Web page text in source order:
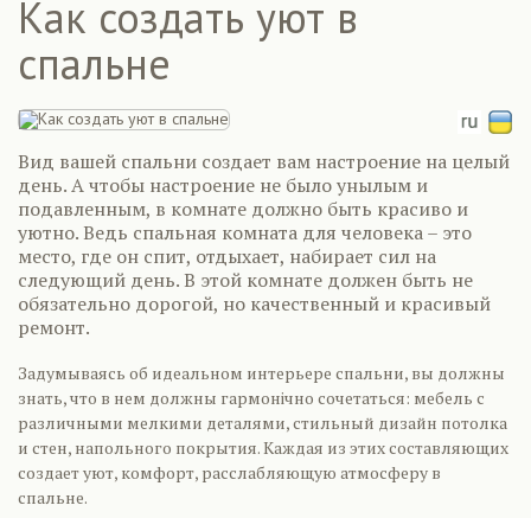
Как создать уют в
спальне
Вид вашей спальни создает вам настроение на целый
день. А чтобы настроение не было унылым и
подавленным, в комнате должно быть красиво и
уютно. Ведь спальная комната для человека – это
место, где он спит, отдыхает, набирает сил на
следующий день. В этой комнате должен быть не
обязательно дорогой, но качественный и красивый
ремонт.
Задумываясь об идеальном интерьере спальни, вы должны
знать, что в нем должны гармонічно сочетаться: мебель с
различными мелкими деталями, стильный дизайн потолка
и стен, напольного покрытия. Каждая из этих составляющих
создает уют, комфорт, расслабляющую атмосферу в
спальне.